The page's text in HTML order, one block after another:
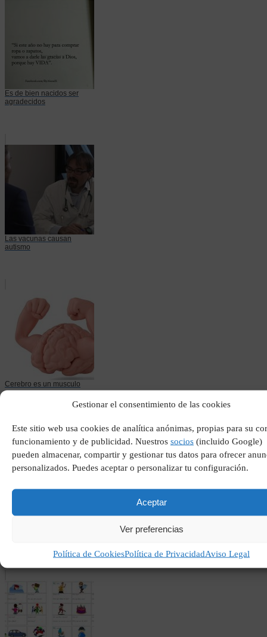
Gestionar el consentimiento de las cookies
Este sitio web usa cookies de analítica anónimas, propias para su
funcionamiento y de publicidad. Nuestros socios (incluido Google)
pueden almacenar, compartir y gestionar tus datos para ofrecer
personalizados. Puedes aceptar o personalizar tu configuración.
Aceptar
Ver preferencias
Política de CookiesPolítica de PrivacidadAviso Legal
Es de bien nacidos ser
agradecidos
Las vacunas causan
autismo
Cerebro es un musculo